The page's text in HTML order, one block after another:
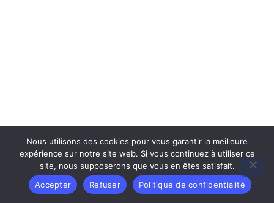
Nous utilisons des cookies pour vous garantir la meilleure
expérience sur notre site web. Si vous continuez à utiliser ce
site, nous supposerons que vous en êtes satisfait.
Accepter
Refuser Politique de confidentialité